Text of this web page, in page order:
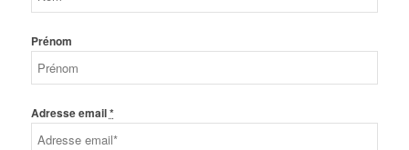
Prénom
Adresse email*